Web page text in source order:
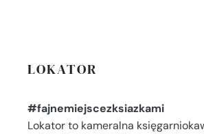
LOKATOR
#fajnemiejscezksiazkami
Lokator to kameralna